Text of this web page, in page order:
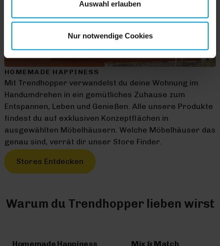
Auswahl erlauben
Nur notwendige Cookies
HOMEMADE HAPPINESS
Mit Trendhopper verwandelst du deine Wohnung im
Handumdrehen in ein gemütliches Zuhause zum
Entspannen, Leben und Genießen. Alle unsere Produkte
findest du auf exklusiven Konzeptflächen in
ausgewählten Möbelhäusern. Welche Möbelhäuser das
genau sind, verrät dir unser Store Finder.
Stores Entdecken
Warum du Trendhopper lieben wirst
Homemade Happiness Mix & Match